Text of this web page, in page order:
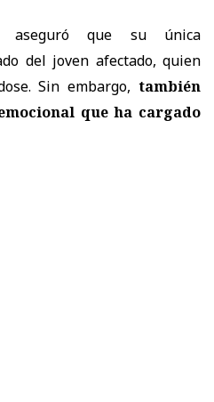
aseguró que su única
del joven afectado, quien
Sin embargo, también
que ha cargado